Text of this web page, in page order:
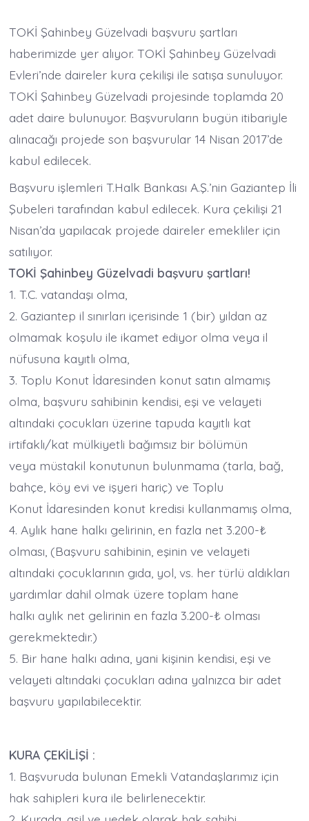
TOKİ Şahinbey Güzelvadi başvuru şartları
haberimizde yer alıyor. TOKİ Şahinbey Güzelvadi
Evleri’nde daireler kura çekilişi ile satışa sunuluyor.
TOKİ Şahinbey Güzelvadi projesinde toplamda 20
adet daire bulunuyor. Başvuruların bugün itibariyle
alınacağı projede son başvurular 14 Nisan 2017’de
kabul edilecek.
Başvuru işlemleri T.Halk Bankası A.Ş.’nin Gaziantep İli
Şubeleri tarafından kabul edilecek. Kura çekilişi 21
Nisan’da yapılacak projede daireler emekliler için
satılıyor.
TOKİ Şahinbey Güzelvadi başvuru şartları!
1. T.C. vatandaşı olma,
2. Gaziantep il sınırları içerisinde 1 (bir) yıldan az
olmamak koşulu ile ikamet ediyor olma veya il
nüfusuna kayıtlı olma,
3. Toplu Konut İdaresinden konut satın almamış
olma, başvuru sahibinin kendisi, eşi ve velayeti
altındaki çocukları üzerine tapuda kayıtlı kat
irtifaklı/kat mülkiyetli bağımsız bir bölümün
veya müstakil konutunun bulunmama (tarla, bağ,
bahçe, köy evi ve işyeri hariç) ve Toplu
Konut İdaresinden konut kredisi kullanmamış olma,
4. Aylık hane halkı gelirinin, en fazla net 3.200-₺
olması, (Başvuru sahibinin, eşinin ve velayeti
altındaki çocuklarının gıda, yol, vs. her türlü aldıkları
yardımlar dahil olmak üzere toplam hane
halkı aylık net gelirinin en fazla 3.200-₺ olması
gerekmektedir.)
5. Bir hane halkı adına, yani kişinin kendisi, eşi ve
velayeti altındaki çocukları adına yalnızca bir adet
başvuru yapılabilecektir.
KURA ÇEKİLİŞİ :
1. Başvuruda bulunan Emekli Vatandaşlarımız için
hak sahipleri kura ile belirlenecektir.